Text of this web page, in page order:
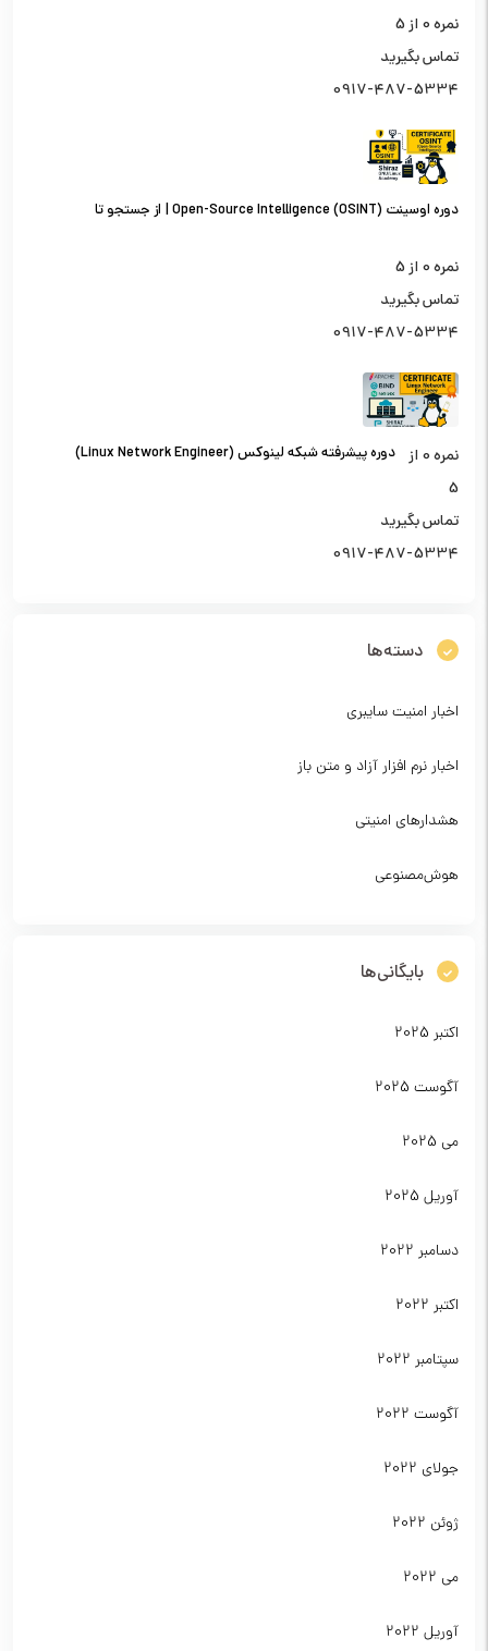
نمره0 از 5
تماس بگیرید
0917-487-5334
دوره اوسینت (OSINT) Open-Source Intelligence | از جستجو تا
نمره0 از 5
تماس بگیرید
0917-487-5334
دوره پیشرفته شبکه لینوکس (Linux Network Engineer) نمره0 از
5
تماس بگیرید
0917-487-5334
دسته‌ها
اخبار امنیت سایبری
اخبار نرم افزار آزاد و متن باز
هشدارهای امنیتی
هوش‌مصنوعی
بایگانی‌ها
اکتبر 2025
آگوست 2025
می 2025
آوریل 2025
دسامبر 2022
اکتبر 2022
سپتامبر 2022
آگوست 2022
جولای 2022
ژوئن 2022
می 2022
آوریل 2022